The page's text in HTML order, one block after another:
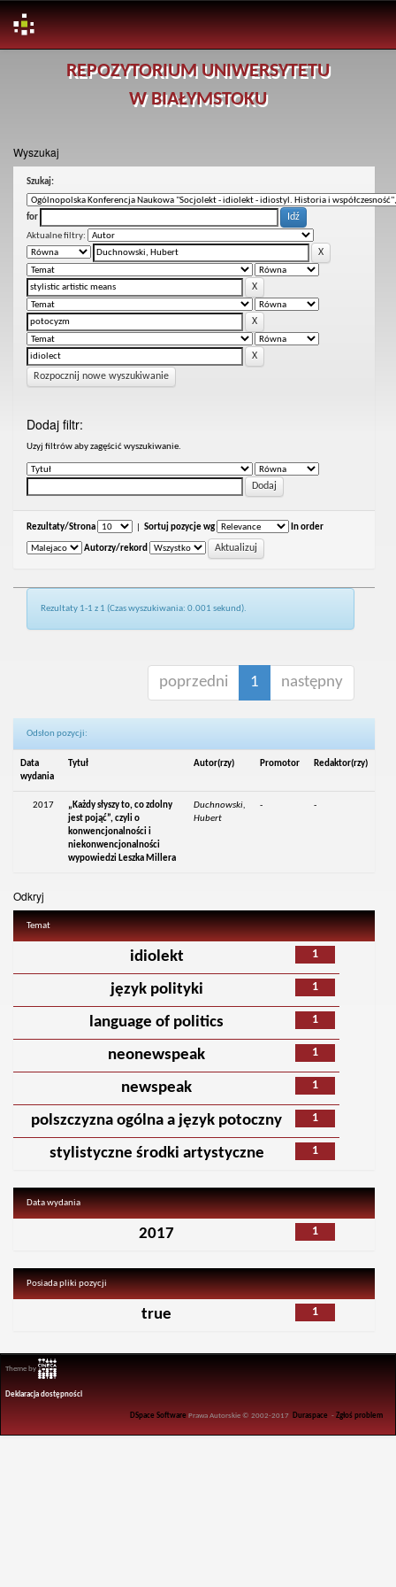
REPOZYTORIUM UNIWERSYTETU
W BIAŁYMSTOKU
Wyszukaj
Szukaj:
for
Aktualne filtry:
Rozpocznij nowe wyszukiwanie
Dodaj filtr:
Uzyj filtrów aby zagęścić wyszukiwanie.
Rezultaty/Strona Sortuj pozycje wg In order
Autorzy/rekord
Rezultaty 1-1 z 1 (Czas wyszukiwania: 0.001 sekund).
poprzedni 1 następny
Odsłon pozycji:
Data
wydania
Tytuł Autor(rzy) Promotor Redaktor(rzy)
2017
„Każdy słyszy to, co zdolny
jest pojąć”, czyli o
konwencjonalności i
niekonwencjonalności
wypowiedzi Leszka Millera
Duchnowski,
Hubert
- -
Odkryj
Temat
1
idiolekt
1
język polityki
1
language of politics
1
neonewspeak
1
newspeak
1
polszczyzna ogólna a język potoczny
1
stylistyczne środki artystyczne
Data wydania
1
2017
Posiada pliki pozycji
1
true
Theme by
Deklaracja dostępności
DSpace Software Prawa Autorskie © 2002-2017 Duraspace -Zgłoś problem